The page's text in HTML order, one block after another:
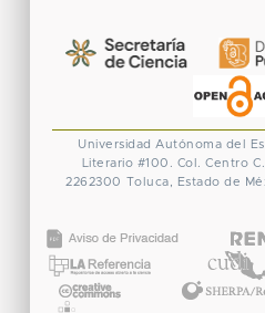
Universidad Autónoma del
Literario #100. Col. Centro
2262300 Toluca, Estado de